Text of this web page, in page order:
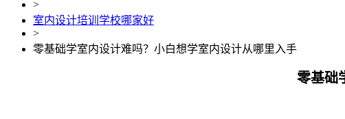
>
室内设计培训学校哪家好
>
零基础学室内设计难吗？小白想学室内设计从哪里入手
零基础